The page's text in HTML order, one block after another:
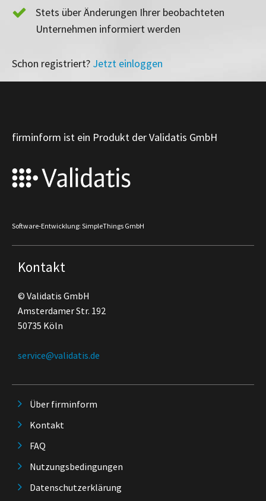
Stets über Änderungen Ihrer beobachteten
Unternehmen informiert werden
Schon registriert? Jetzt einloggen
firminform ist ein Produkt der Validatis GmbH
Software-Entwicklung: SimpleThings GmbH
Kontakt
© Validatis GmbH
Amsterdamer Str. 192
50735 Köln
service@validatis.de
Über firminform
Kontakt
FAQ
Nutzungsbedingungen
Datenschutzerklärung